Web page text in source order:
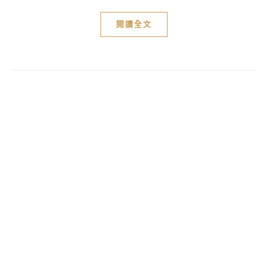
閱讀全文